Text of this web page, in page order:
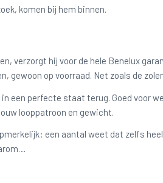
komen bij hem binnen.
verzorgt hij voor de hele Benelux
gewoon op voorraad. Net zoals de
een perfecte staat terug. Goed voor
looppatroon en gewicht.
een aantal weet dat zelfs